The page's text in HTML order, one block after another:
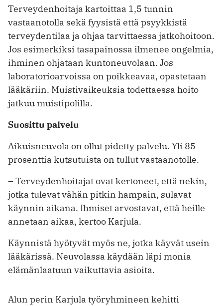
Terveydenhoitaja kartoittaa 1,5 tunnin
vastaanotolla sekä fyysistä että psyykkistä
terveydentilaa ja ohjaa tarvittaessa jatkohoitoon.
Jos esimerkiksi tasa­painossa ilmenee ongelmia,
ihminen ohjataan kuntoneuvolaan. Jos
laboratorioarvoissa on poikkeavaa, opastetaan
lääkäriin. Muistivaikeuksia todet­taessa hoito
jatkuu muistipolilla.
Suosittu palvelu
Aikuisneuvola on ollut pidetty palvelu. Yli 85
prosenttia kutsutuista on tullut vastaanotolle.
– Terveydenhoitajat ovat kertoneet, ­että nekin,
jotka tulevat vähän pitkin hampain, sulavat
käynnin aikana. Ihmiset arvostavat, että heille
annetaan aikaa, kertoo Karjula.
Käynnistä hyötyvät myös ne, jotka käyvät usein
lääkärissä. Neuvolassa käydään läpi monia
elämänlaatuun vaikuttavia asioita.
Alun perin Karjula työryhmineen kehitti